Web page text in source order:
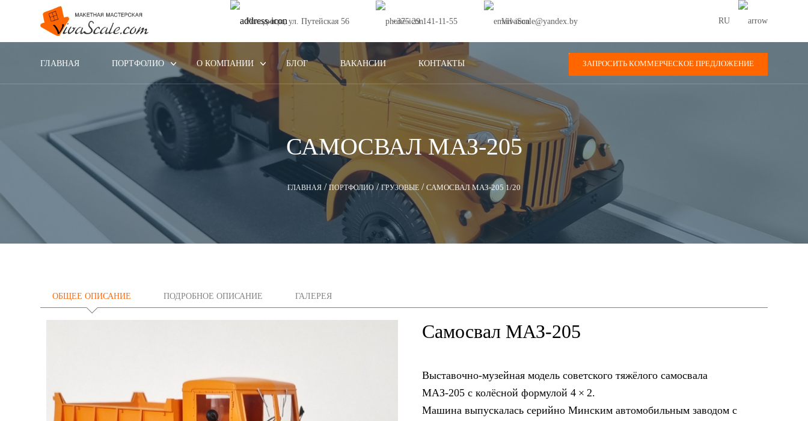
Колодищи, ул. Путейская 56 +375 29 141-11-55 VivaScale@yandex.by RU
ГЛАВНАЯ ПОРТФОЛИО О КОМПАНИИ БЛОГ ВАКАНСИИ КОНТАКТЫ ЗАПРОСИТЬ КОММЕРЧЕСКОЕ ПРЕДЛОЖЕНИЕ
САМОСВАЛ МАЗ-205
ГЛАВНАЯ /ПОРТФОЛИО /ГРУЗОВЫЕ / САМОСВАЛ МАЗ-205 1/20
ОБЩЕЕ ОПИСАНИЕ ПОДРОБНОЕ ОПИСАНИЕ ГАЛЕРЕЯ
Самосвал МАЗ-205
Выставочно-музейная модель советского тяжёлого самосвала
МАЗ-205 с колёсной формулой 4 × 2.
Машина выпускалась серийно Минским автомобильным заводом с